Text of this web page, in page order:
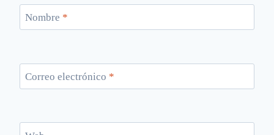
Nombre *
Correo electrónico *